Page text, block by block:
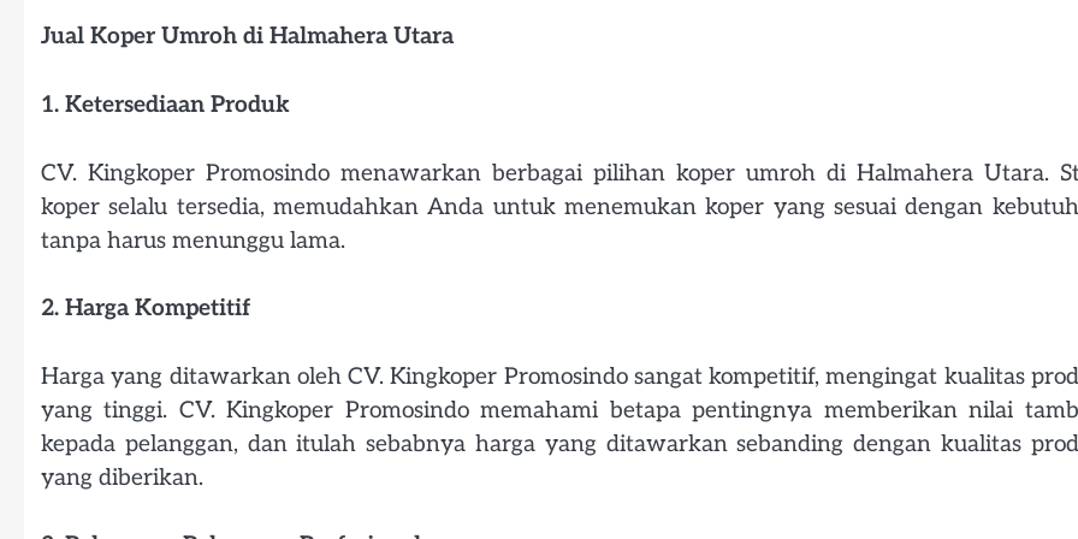
Jual Koper Umroh di Halmahera Utara
1. Ketersediaan Produk
CV. Kingkoper Promosindo menawarkan berbagai pilihan koper umroh di Halmahera Utara.
koper selalu tersedia, memudahkan Anda untuk menemukan koper yang sesuai dengan
tanpa harus menunggu lama.
2. Harga Kompetitif
Harga yang ditawarkan oleh CV. Kingkoper Promosindo sangat kompetitif, mengingat kualitas
yang tinggi. CV. Kingkoper Promosindo memahami betapa pentingnya memberikan nilai
kepada pelanggan, dan itulah sebabnya harga yang ditawarkan sebanding dengan kualitas
yang diberikan.